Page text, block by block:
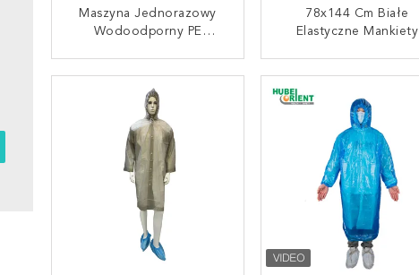
Maszyna Jednorazowy
Wodoodporny PE
SKONTAKTUJ SIĘ TERAZ
78x144 Cm Białe
Elastyczne Mankiety
Odporna Na Olej, Nie
Nadaje Się Do
Ponownego Użycia
SKONTAKTUJ SIĘ TERAZ